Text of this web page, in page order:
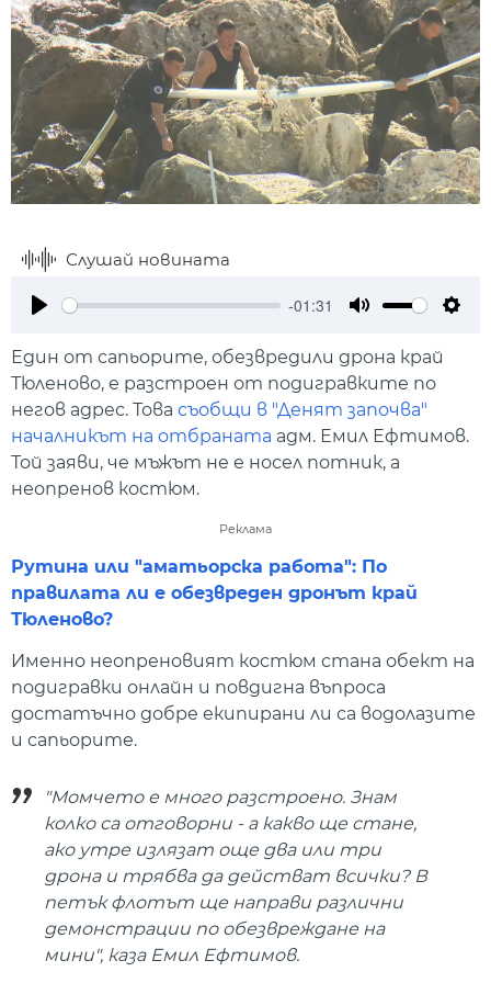
Слушай новината
-01:31
Един от сапьорите, обезвредили дрона край
Тюленово, е разстроен от подигравките по
негов адрес. Това съобщи в "Денят започва"
началникът на отбраната адм. Емил Ефтимов.
Той заяви, че мъжът не е носел потник, а
неопренов костюм.
Реклама
Рутина или "аматьорска работа": По
правилата ли е обезвреден дронът край
Тюленово?
Именно неопреновият костюм стана обект на
подигравки онлайн и повдигна въпроса
достатъчно добре екипирани ли са водолазите
и сапьорите.
"Момчето е много разстроено. Знам
колко са отговорни - а какво ще стане,
ако утре излязат още два или три
дрона и трябва да действат всички? В
петък флотът ще направи различни
демонстрации по обезвреждане на
мини", каза Емил Ефтимов.